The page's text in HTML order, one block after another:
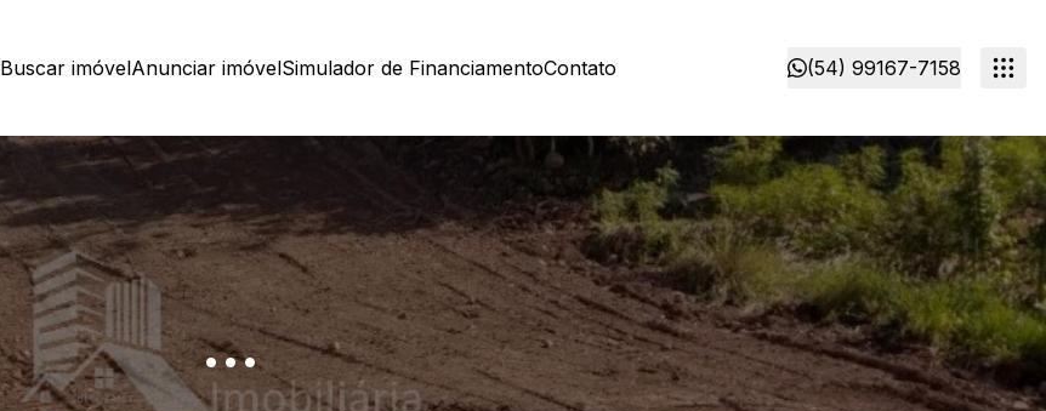
Buscar imóvelAnunciar imóvelSimulador de FinanciamentoContato (54) 99167-7158
...